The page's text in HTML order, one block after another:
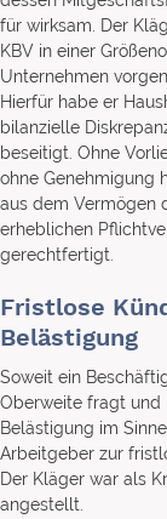
für wirksam. Der
KBV in einer
Unternehmen
Hierfür habe er
bilanzielle
beseitigt. Ohne
ohne Genehmigung
aus dem Vermögen
erheblichen
gerechtfertigt.
Fristlose
Belästigung
Soweit ein
Oberweite fragt und
Belästigung im
Arbeitgeber zur
Der Kläger war als
angestellt.